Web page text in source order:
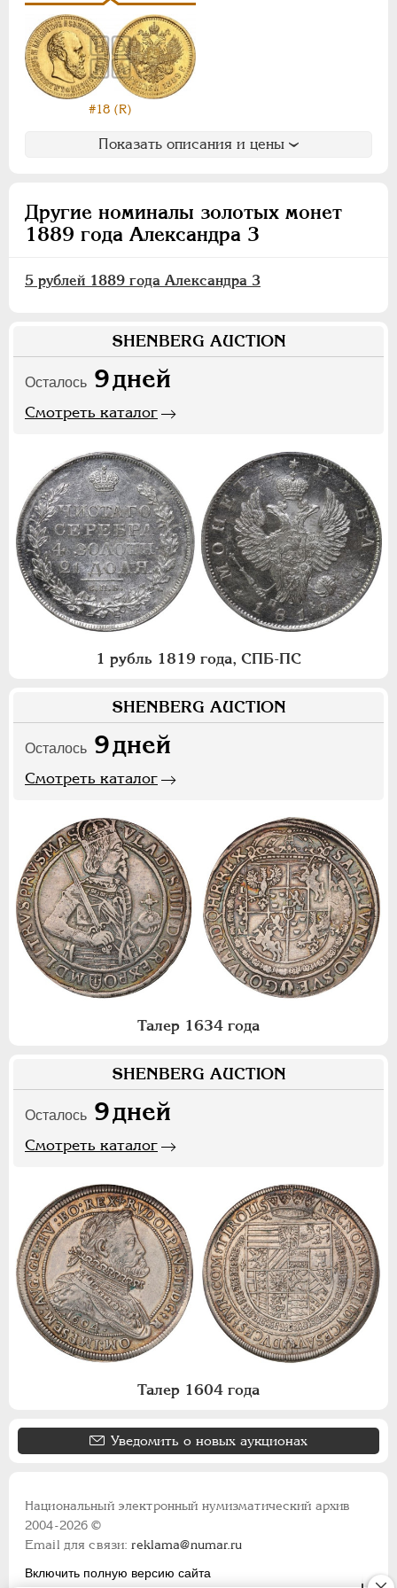
#18 (R)
Показать описания и цены
Другие номиналы золотых монет
1889 года Александра 3
5 рублей 1889 года Александра 3
SHENBERG AUCTION
Осталось 9дней
Смотреть каталог
1 рубль 1819 года, СПБ-ПС
SHENBERG AUCTION
Осталось 9дней
Смотреть каталог
Талер 1634 года
SHENBERG AUCTION
Осталось 9дней
Смотреть каталог
Талер 1604 года
Уведомить о новых аукционах
Для Финляндии
Аффинажные слитки
НИКОЛАЙ II 1894-1917
ВРЕМЕННОЕ ПРАВ. 1917-1918
Национальный электронный нумизматический архив
2004-2026 ©
Email для связи:reklama@numar.ru
Включить полную версию сайта